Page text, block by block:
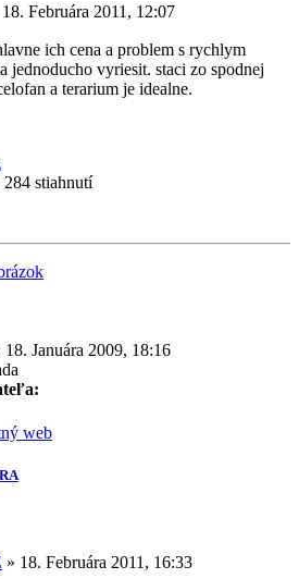
18. Februára 2011, 12:07
ich cena a problem s rychlym
jednoducho vyriesit. staci zo spodnej
a terarium je idealne.
stiahnutí
18. Januára 2009, 18:16
web
» 18. Februára 2011, 16:33